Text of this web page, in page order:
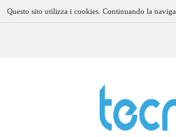
Questo sito utilizza i cookies. Continuando la